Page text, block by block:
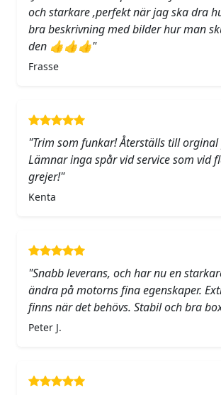
och starkare ,perfekt när jag ska dra
bra beskrivning med bilder hur man
den 👍👍👍"
Frasse
"Trim som funkar! Återställs till
Lämnar inga spår vid service som vid
grejer!"
Kenta
"Snabb leverans, och har nu en
ändra på motorns fina egenskaper.
finns när det behövs. Stabil och bra
Peter J.